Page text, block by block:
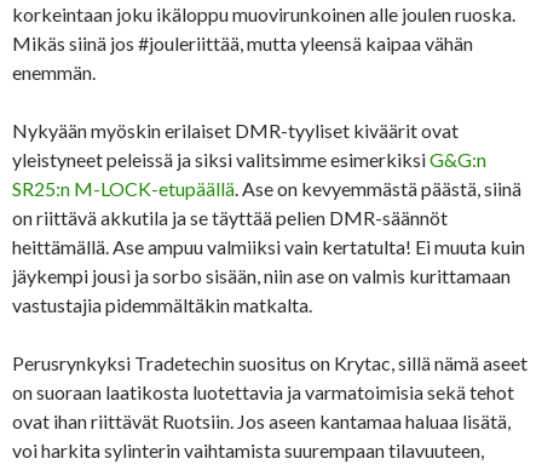
korkeintaan joku ikäloppu muovirunkoinen alle joulen ruoska.
Mikäs siinä jos #jouleriittää, mutta yleensä kaipaa vähän
enemmän.
Nykyään myöskin erilaiset DMR-tyyliset kiväärit ovat
yleistyneet peleissä ja siksi valitsimme esimerkiksiG&G:n
SR25:n M-LOCK-etupäällä. Ase on kevyemmästä päästä, siinä
on riittävä akkutila ja se täyttää pelien DMR-säännöt
heittämällä. Ase ampuu valmiiksi vain kertatulta! Ei muuta kuin
jäykempi jousi ja sorbo sisään, niin ase on valmis kurittamaan
vastustajia pidemmältäkin matkalta.
Perusrynkyksi Tradetechin suositus on Krytac, sillä nämä aseet
on suoraan laatikosta luotettavia ja varmatoimisia sekä tehot
ovat ihan riittävät Ruotsiin. Jos aseen kantamaa haluaa lisätä,
voi harkita sylinterin vaihtamista suurempaan tilavuuteen,